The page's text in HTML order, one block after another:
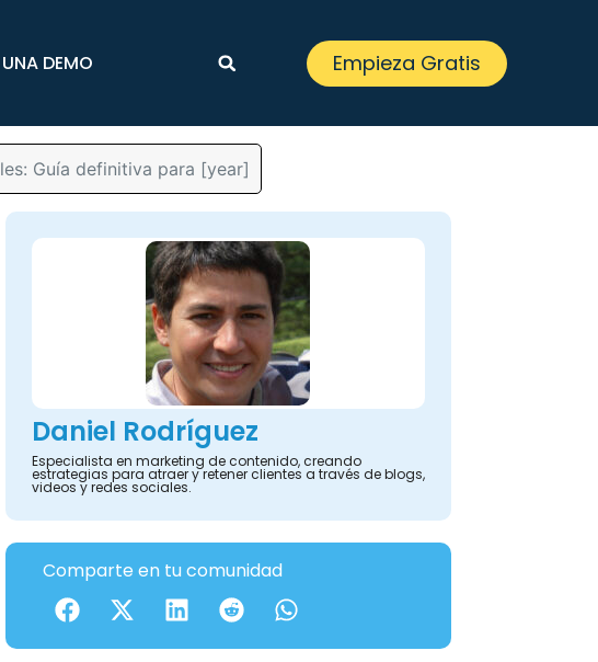
DEMO Empieza Gratis
Guía definitiva para [year]
Daniel Rodríguez
Especialista en marketing de contenido, creando
estrategias para atraer y retener clientes a través de blogs,
videos y redes sociales.
Comparte en tu comunidad